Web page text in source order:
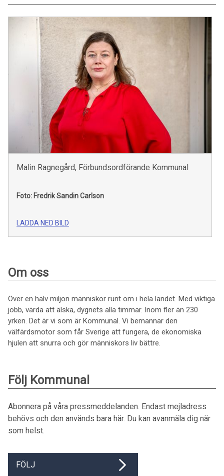
Malin Ragnegård, Förbundsordförande Kommunal
Foto: Fredrik Sandin Carlson
LADDA NED BILD
Om oss
Över en halv miljon människor runt om i hela landet. Med viktiga
jobb, värda att älska, dygnets alla timmar. Inom fler än 230
yrken. Det är vi som är Kommunal. Vi bemannar den
välfärdsmotor som får Sverige att fungera, de ekonomiska
hjulen att snurra och gör människors liv bättre.
Följ Kommunal
Abonnera på våra pressmeddelanden. Endast mejladress
behövs och den används bara här. Du kan avanmäla dig när
som helst.
FÖLJ